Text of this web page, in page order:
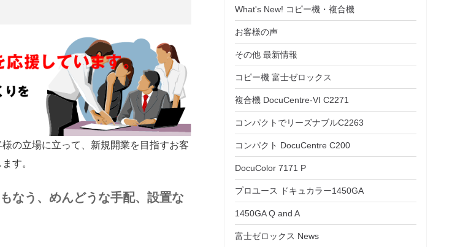
の立場に立って、新規開業を目指すお客
す。
なう、めんどうな手配、設置な
What's New! コピー機・複合機
お客様の声
その他 最新情報
コピー機 富士ゼロックス
複合機 DocuCentre-VI C2271
コンパクトでリーズナブルC2263
コンパクト DocuCentre C200
DocuColor 7171 P
プロユース ドキュカラー1450GA
1450GA Q and A
富士ゼロックス News